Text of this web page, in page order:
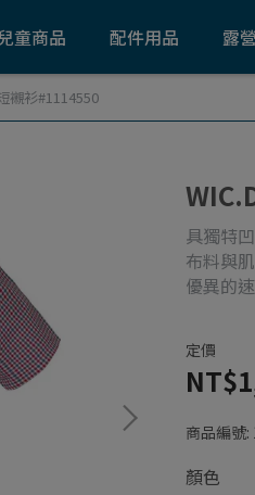
兒童商品 配件用品 露
襯衫#1114550
具獨特
布料與
優異的
定價
商品編號:
顏色